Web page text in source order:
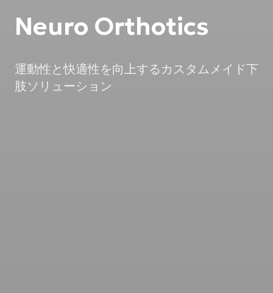
Neuro Orthotics
運動性と快適性を向上するカスタムメイド下
肢ソリューション